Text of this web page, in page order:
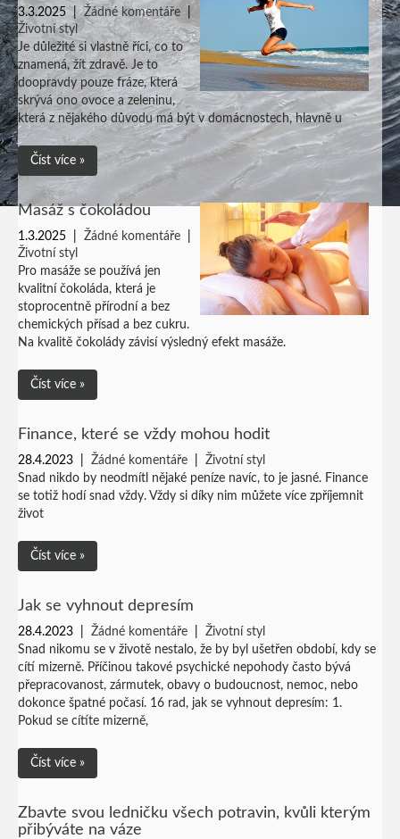
3.3.2025 |Žádné komentáře |
Životní styl
Je důležité si vlastně říci, co to
znamená, žít zdravě. Je to
doopravdy pouze fráze, která
skrývá ono ovoce a zeleninu,
která z nějakého důvodu má být v domácnostech, hlavně u
Číst více »
Masáž s čokoládou
1.3.2025 Žádné komentáře
Životní styl
Pro masáže se používá jen
kvalitní čokoláda, která je
stoprocentně přírodní a bez
chemických přísad a bez cukru.
Na kvalitě čokolády závisí výsledný efekt masáže.
Číst více »
Finance, které se vždy mohou hodit
28.4.2023 Žádné komentáře
Životní styl
Snad nikdo by neodmítl nějaké peníze navíc, to je jasné. Finance
se totiž hodí snad vždy. Vždy si díky nim můžete více zpříjemnit
život
Číst více »
Jak se vyhnout depresím
28.4.2023 Žádné komentáře
Životní styl
Snad nikomu se v životě nestalo, že by byl ušetřen období, kdy se
cítí mizerně. Příčinou takové psychické nepohody často bývá
přepracovanost, zármutek, obavy o budoucnost, nemoc, nebo
dokonce špatné počasí. 16 rad, jak se vyhnout depresím: 1.
Pokud se cítíte mizerně,
Číst více »
Zbavte svou ledničku všech potravin, kvůli kterým
přibýváte na váze